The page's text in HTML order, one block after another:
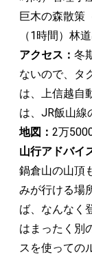
巨木の森散策
（1時間）林
アクセス： 冬
ないので、タ
は、上信越自
は、JR飯山線
地図： 2万
山行アドバイ
鍋倉山の山頂
みが行ける場
ば、なんなく
はまったく別
スを使っての